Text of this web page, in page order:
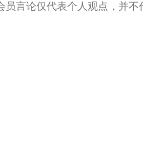
员言论仅代表个人观点，并